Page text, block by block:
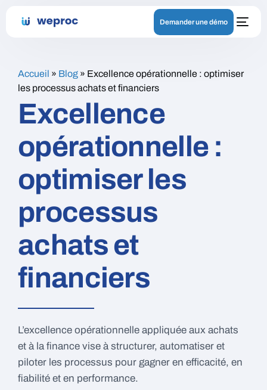
Demander une démo
Accueil » Blog » Excellence opérationnelle : optimiser
les processus achats et financiers
Excellence
opérationnelle :
optimiser les
processus
achats et
financiers
L’excellence opérationnelle appliquée aux achats
et à la finance vise à structurer, automatiser et
piloter les processus pour gagner en efficacité, en
fiabilité et en performance.